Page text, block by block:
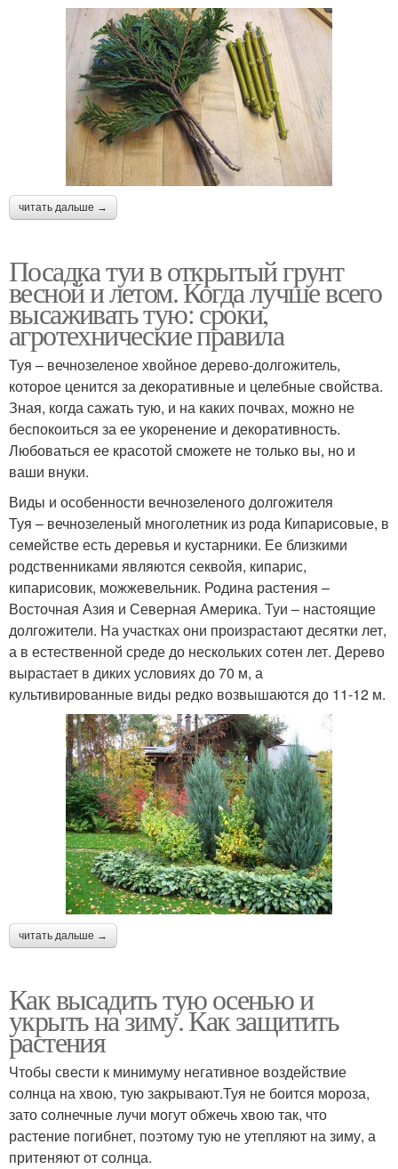
читать дальше →
Посадка туи в открытый грунт
весной и летом. Когда лучше всего
высаживать тую: сроки,
агротехнические правила
Туя – вечнозеленое хвойное дерево-долгожитель,
которое ценится за декоративные и целебные свойства.
Зная, когда сажать тую, и на каких почвах, можно не
беспокоиться за ее укоренение и декоративность.
Любоваться ее красотой сможете не только вы, но и
ваши внуки.
Виды и особенности вечнозеленого долгожителя
Туя – вечнозеленый многолетник из рода Кипарисовые, в
семействе есть деревья и кустарники. Ее близкими
родственниками являются секвойя, кипарис,
кипарисовик, можжевельник. Родина растения –
Восточная Азия и Северная Америка. Туи – настоящие
долгожители. На участках они произрастают десятки лет,
а в естественной среде до нескольких сотен лет. Дерево
вырастает в диких условиях до 70 м, а
культивированные виды редко возвышаются до 11-12 м.
читать дальше →
Как высадить тую осенью и
укрыть на зиму. Как защитить
растения
Чтобы свести к минимуму негативное воздействие
солнца на хвою, тую закрывают.Туя не боится мороза,
зато солнечные лучи могут обжечь хвою так, что
растение погибнет, поэтому тую не утепляют на зиму, а
притеняют от солнца.